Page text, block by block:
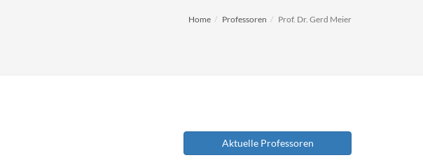
Home Professoren Prof. Dr. Gerd Meier
Aktuelle Professoren